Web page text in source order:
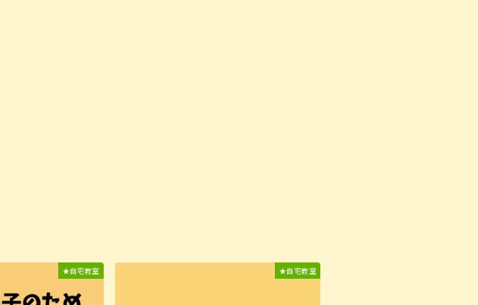
★自宅教室 ★自宅教室